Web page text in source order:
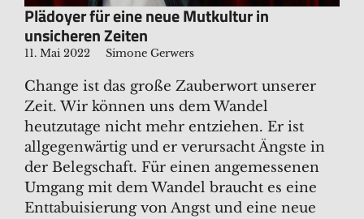
Plädoyer für eine neue Mutkultur in
unsicheren Zeiten
11. Mai 2022 Simone Gerwers
Change ist das große Zauberwort unserer
Zeit. Wir können uns dem Wandel
heutzutage nicht mehr entziehen. Er ist
allgegenwärtig und er verursacht Ängste in
der Belegschaft. Für einen angemessenen
Umgang mit dem Wandel braucht es eine
Enttabuisierung von Angst und eine neue